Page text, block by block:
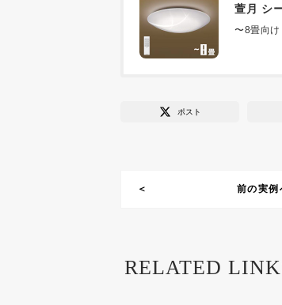
萱月 シ
〜8畳向け
ポスト
前の実例
RELATED